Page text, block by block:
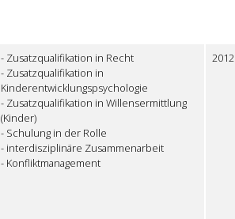
- Zusatzqualifikation in Recht
- Zusatzqualifikation in
Kinderentwicklungspsychologie
- Zusatzqualifikation in Willensermittlung
(Kinder)
- Schulung in der Rolle
- interdisziplinäre Zusammenarbeit
- Konfliktmanagement
2012